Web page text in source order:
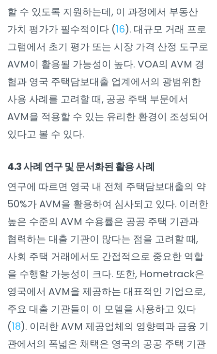
할 수 있도록 지원하는데, 이 과정에서 부동산
가치 평가가 필수적이다 (16). 대규모 거래 프로
그램에서 초기 평가 또는 시장 가격 산정 도구로
AVM이 활용될 가능성이 높다. VOA의 AVM 경
험과 영국 주택담보대출 업계에서의 광범위한
사용 사례를 고려할 때, 공공 주택 부문에서
AVM을 적용할 수 있는 유리한 환경이 조성되어
있다고 볼 수 있다.
4.3 사례 연구 및 문서화된 활용 사례
연구에 따르면 영국 내 전체 주택담보대출의 약
50%가 AVM을 활용하여 심사되고 있다. 이러한
높은 수준의 AVM 수용률은 공공 주택 기관과
협력하는 대출 기관이 많다는 점을 고려할 때,
사회 주택 거래에서도 간접적으로 중요한 역할
을 수행할 가능성이 크다. 또한, Hometrack은
영국에서 AVM을 제공하는 대표적인 기업으로,
주요 대출 기관들이 이 모델을 사용하고 있다
(18). 이러한 AVM 제공업체의 영향력과 금융 기
관에서의 폭넓은 채택은 영국의 공공 주택 기관